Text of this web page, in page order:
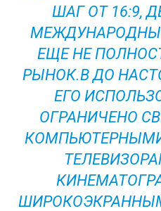
ШАГ ОТ 16:9,
ЕЩЕ НЕ
РЫНОК.В ДО
ЕГО
ОГРАНИЧЕНО